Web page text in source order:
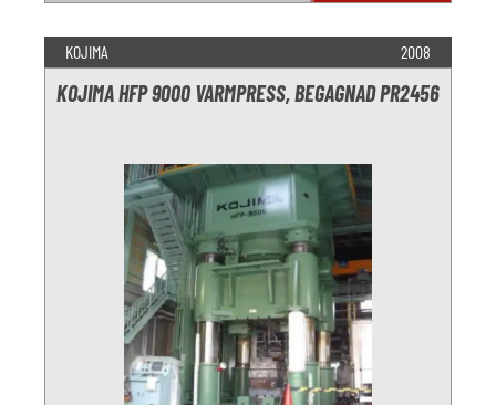
KOJIMA 2008
KOJIMA HFP 9000 VARMPRESS, BEGAGNAD PR2456